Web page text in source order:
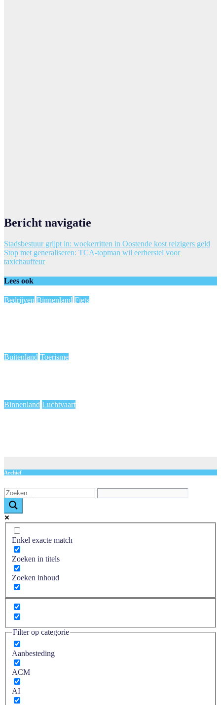
Bericht navigatie
Stadsbestuur grijpt in: woekerritten in Oostende kost reizigers geld
Stop met generaliseren: TCA-topman wil eerherstel voor
taxichauffeur
Lees ook
Bedrijven Binnenland Fiets
Buitenland Toerisme
Binnenland Luchtvaart
Archief
Enkel exacte match
Zoeken in titels
Zoeken inhoud
Filter op categorie
Aanbesteding
ACM
AI